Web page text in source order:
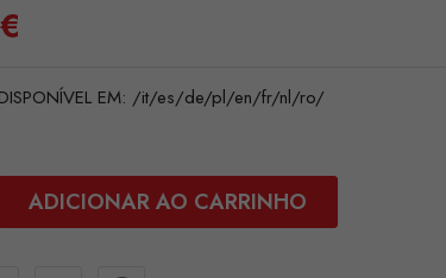
DISPONÍVEL EM: /it/es/de/pl/en/fr/nl/ro/
ADICIONAR AO CARRINHO